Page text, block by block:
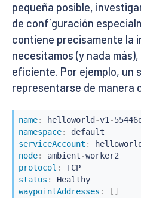
pequeña posible,
de configuración
contiene precisamente la
necesitamos (y nada
eficiente. Por ejemplo, un
representarse de manera
name: helloworld -v1 -
namespace:
serviceAccount :
node: ambient-
protocol :
TCP
status :
Healthy
waypointAddresses : [ ]